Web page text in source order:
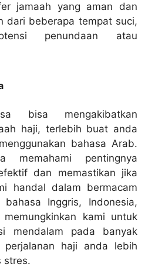
jamaah yang aman dan
dari beberapa tempat suci,
penundaan atau
bisa mengakibatkan
haji, terlebih buat anda
bahasa Arab.
memahami pentingnya
dan memastikan jika
handal dalam bermacam
Inggris, Indonesia,
kami untuk
mendalam pada banyak
perjalanan haji anda lebih
stres.